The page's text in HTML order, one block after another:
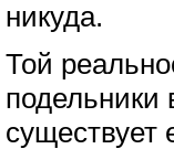
никуда.
Той
подельники
существует